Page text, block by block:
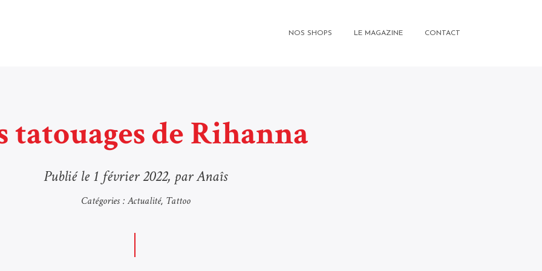
tatouages de Rihanna
Publié le 1 février 2022, par Anaîs
Catégories :Actualité Tattoo
NOS SHOPS LE MAGAZINE CONTACT